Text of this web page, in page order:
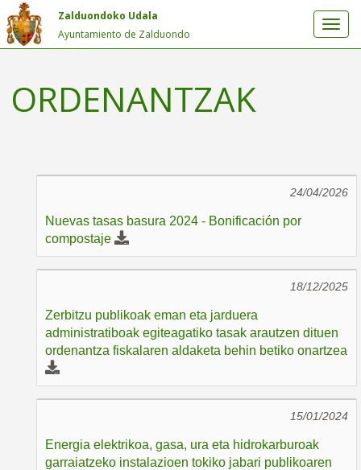
Zalduondoko Udala
Ayuntamiento de Zalduondo
ORDENANTZAK
24/04/2026
Nuevas tasas basura 2024 - Bonificación por
compostaje
18/12/2025
Zerbitzu publikoak eman eta jarduera
administratiboak egiteagatiko tasak arautzen dituen
ordenantza fiskalaren aldaketa behin betiko onartzea
15/01/2024
Energia elektrikoa, gasa, ura eta hidrokarburoak
garraiatzeko instalazioen tokiko jabari publikoaren